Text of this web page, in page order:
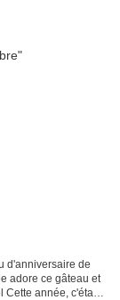
d'anniversaire de
adore ce gâteau et
année, c'était